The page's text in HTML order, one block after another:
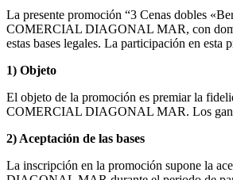
La presente promoción “3 Cenas dobles
COMERCIAL DIAGONAL MAR, con
estas bases legales. La participación en
1) Objeto
El objeto de la promoción es premiar la
COMERCIAL DIAGONAL MAR. Los
2) Aceptación de las bases
La inscripción en la promoción supone la